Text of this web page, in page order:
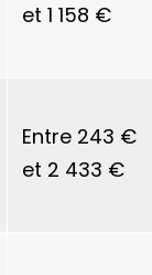
et 1 158 €
Entre 243 €
et 2 433 €